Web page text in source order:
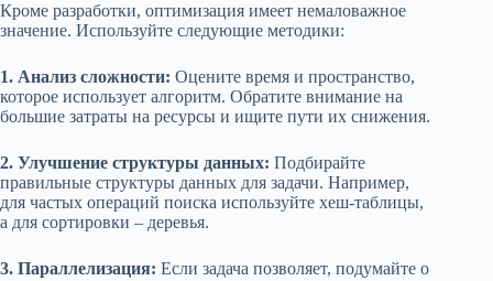
Кроме разработки, оптимизация имеет немаловажное
значение. Используйте следующие методики:
1. Анализ сложности: Оцените время и пространство,
которое использует алгоритм. Обратите внимание на
большие затраты на ресурсы и ищите пути их снижения.
2. Улучшение структуры данных: Подбирайте
правильные структуры данных для задачи. Например,
для частых операций поиска используйте хеш-таблицы,
а для сортировки – деревья.
3. Параллелизация: Если задача позволяет, подумайте о